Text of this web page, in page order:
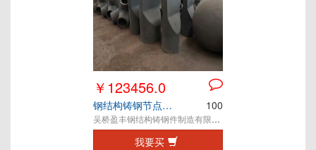
￥123456.0
钢结构铸钢节点成都天桥连廊雨棚铸钢件铸钢节点 100
吴桥盈丰钢结构铸钢件制造有限公司
我要买